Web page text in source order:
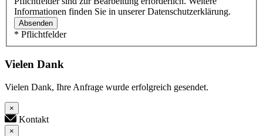
Informationen finden Sie in unserer Datenschutzerklärung.
Absenden
* Pflichtfelder
Vielen Dank
Vielen Dank, Ihre Anfrage wurde erfolgreich gesendet.
×
Kontakt
×